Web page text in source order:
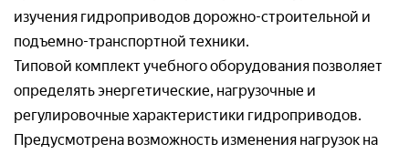
изучения гидроприводов дорожно-строительной и
подъемно-транспортной техники.
Типовой комплект учебного оборудования позволяет
определять энергетические, нагрузочные и
регулировочные характеристики гидроприводов.
Предусмотрена возможность изменения нагрузок на
Номер телефон *
Ваш вопрос:*
Номер телефона*
Адрес доставки*